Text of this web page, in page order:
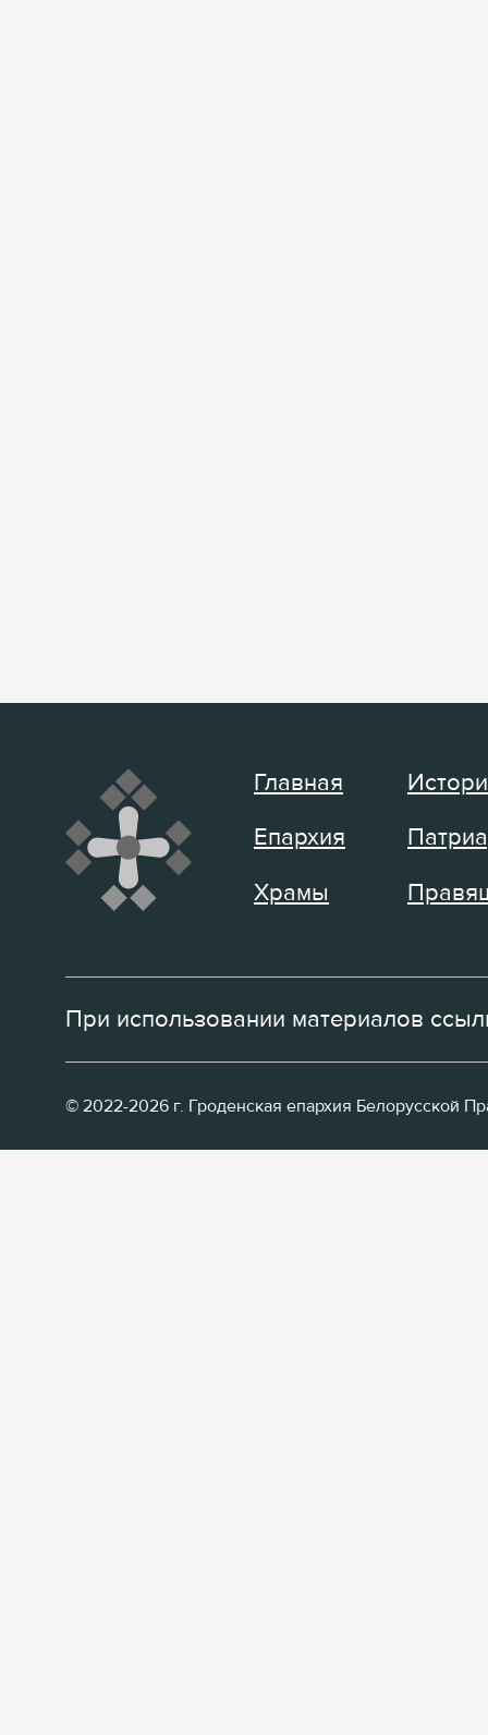
Главная
Епархия
Храмы
При использовании материалов
© 2022-2026 г. Гроденская епархия Белорусской